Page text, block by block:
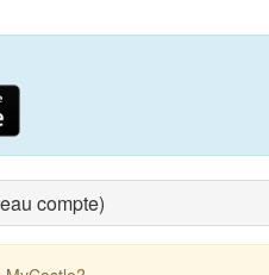
compte)